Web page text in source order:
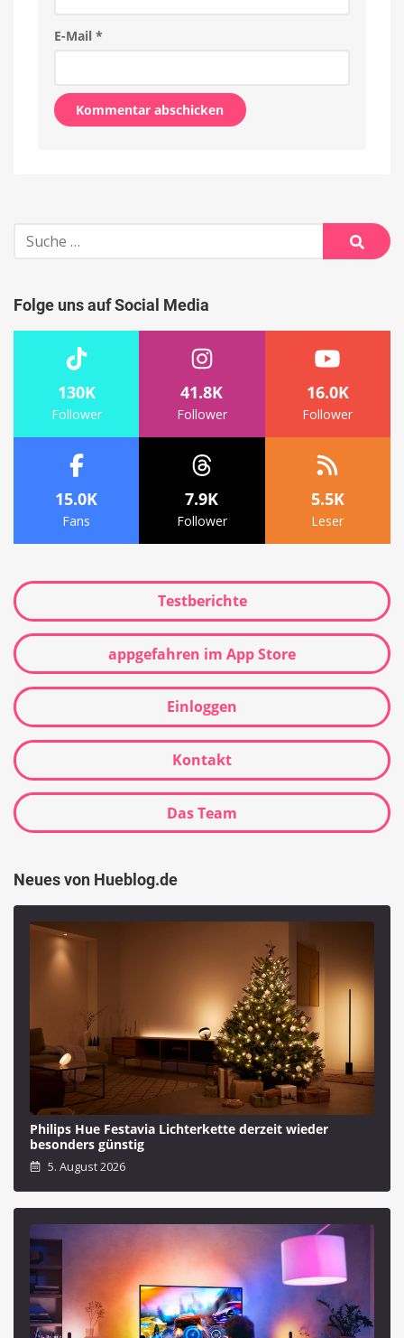
E-Mail *
Suche
nach:
Suche
Folge uns auf Social Media
130K
Follower
41.8K
Follower
16.0K
Follower
15.0K
Fans
7.9K
Follower
5.5K
Leser
Testberichte
appgefahren im App Store
Einloggen
Kontakt
Das Team
Neues von Hueblog.de
Philips Hue Festavia Lichterkette derzeit wieder
besonders günstig
5. August 2026